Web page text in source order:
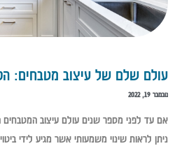
עולם שלם של עיצוב מטבחים:
נובמבר 19, 2022
אם עד לפני מספר שנים עולם עיצוב המטבחים
ניתן לראות שינוי משמעותי אשר מגיע לידי